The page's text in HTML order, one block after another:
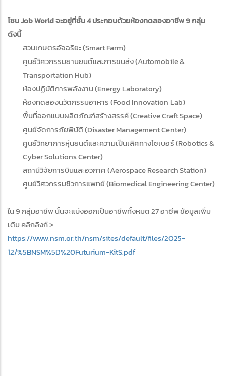
โซน Job World จะอยู่ที่ชั้น 4 ประกอบด้วยห้องทดลองอาชีพ 9 กลุ่ม
ดังนี้
สวนเกษตรอัจฉริยะ (Smart Farm)
ศูนย์วิศวกรรมยานยนต์และการขนส่ง (Automobile &
Transportation Hub)
ห้องปฏิบัติการพลังงาน (Energy Laboratory)
ห้องทดลองนวัตกรรมอาหาร (Food Innovation Lab)
พื้นที่ออกแบบผลิตภัณฑ์สร้างสรรค์ (Creative Craft Space)
ศูนย์จัดการภัยพิบัติ (Disaster Management Center)
ศูนย์วิทยาการหุ่นยนต์และความเป็นเลิศทางไซเบอร์ (Robotics &
Cyber Solutions Center)
สถานีวิจัยการบินและอวกาศ (Aerospace Research Station)
ศูนย์วิศวกรรมชีวการแพทย์ (Biomedical Engineering Center)
ใน 9 กลุ่มอาชีพ นั้นจะแบ่งออกเป็นอาชีพทั้งหมด 27 อาชีพ ข้อมูลเพิ่ม
เติม คลิกลิงก์ >
https://www.nsm.or.th/nsm/sites/default/files/2025-
12/%5BNSM%5D%20Futurium-KitS.pdf